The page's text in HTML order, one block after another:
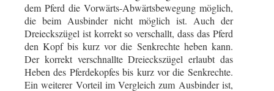
dem Pferd die Vorwärts-Abwärtsbewegung möglich,
die beim Ausbinder nicht möglich ist. Auch der
Dreieckszügel ist korrekt so verschallt, dass das Pferd
den Kopf bis kurz vor die Senkrechte heben kann.
Der korrekt verschnallte Dreieckszügel erlaubt das
Heben des Pferdekopfes bis kurz vor die Senkrechte.
Ein weiterer Vorteil im Vergleich zum Ausbinder ist,